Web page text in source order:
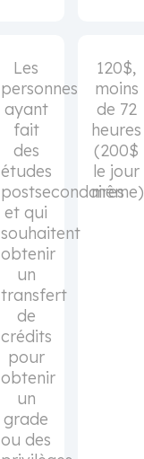
Les
personnes
ayant
fait
des
études
postsecondaires
et qui
souhaitent
obtenir
un
transfert
de
crédits
pour
obtenir
un
grade
ou des
120$,
moins
de 72
heures
(200$
le jour
même)